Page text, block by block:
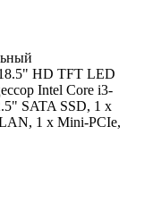
HD TFT LED
Intel Core i3-
SATA SSD, 1 x
1 x Mini-PCIe,